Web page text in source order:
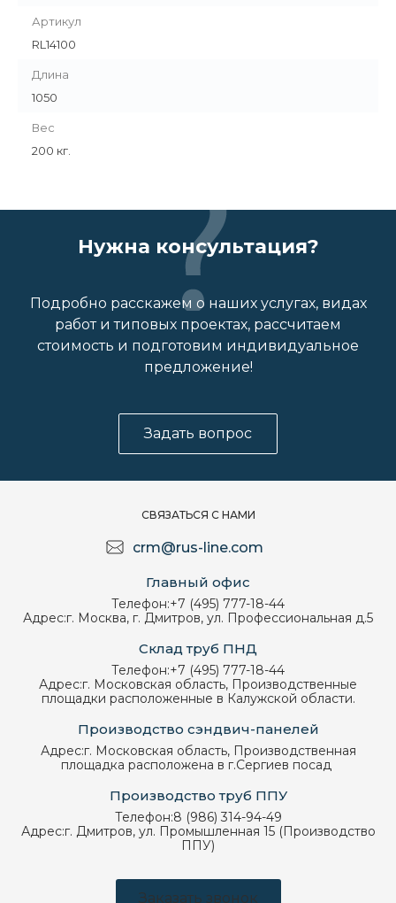
Артикул
RL14100
Длина
1050
Вес
200 кг.
Нужна консультация?
Подробно расскажем о наших услугах, видах
работ и типовых проектах, рассчитаем
стоимость и подготовим индивидуальное
предложение!
Задать вопрос
СВЯЗАТЬСЯ С НАМИ
crm@rus-line.com
Главный офис
Телефон:+7 (495) 777-18-44
Адрес:г. Москва, г. Дмитров, ул. Профессиональная д.5
Склад труб ПНД
Телефон:+7 (495) 777-18-44
Адрес:г. Московская область, Производственные
площадки расположенные в Калужской области.
Производство сэндвич-панелей
Адрес:г. Московская область, Производственная
площадка расположена в г.Сергиев посад
Производство труб ППУ
Телефон:8 (986) 314-94-49
Адрес:г. Дмитров, ул. Промышленная 15 (Производство
ППУ)
Заказать звонок